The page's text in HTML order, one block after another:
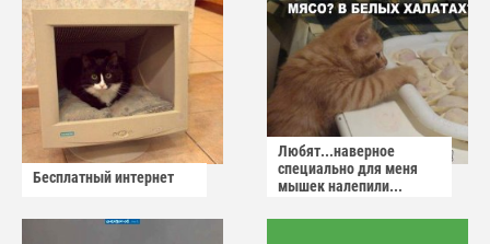
Бесплатный интернет
Любят...наверное
специально для меня
мышек налепили...